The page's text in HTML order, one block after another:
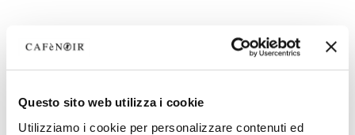
Questo sito web utilizza i cookie
Utilizziamo i cookie per personalizzare contenuti ed